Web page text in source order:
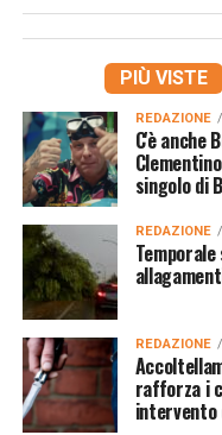
PIÙ VISTE
REDAZIONE
C'è anche
singolo di
REDAZIONE
REDAZIONE
rafforza i